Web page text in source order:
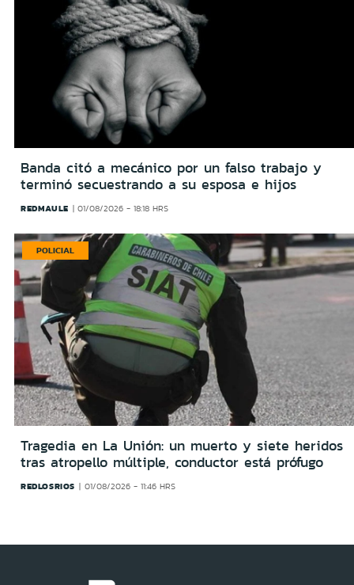
Banda citó a mecánico por un falso trabajo y
terminó secuestrando a su esposa e hijos
REDMAULE 01/08/2026 - 18:18 HRS
POLICIAL
Tragedia en La Unión: un muerto y siete heridos
tras atropello múltiple, conductor está prófugo
REDLOSRIOS 01/08/2026 - 11:46 HRS